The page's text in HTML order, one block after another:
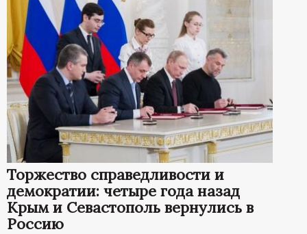
Торжество справедливости и
демократии: четыре года назад
Крым и Севастополь вернулись в
Россию